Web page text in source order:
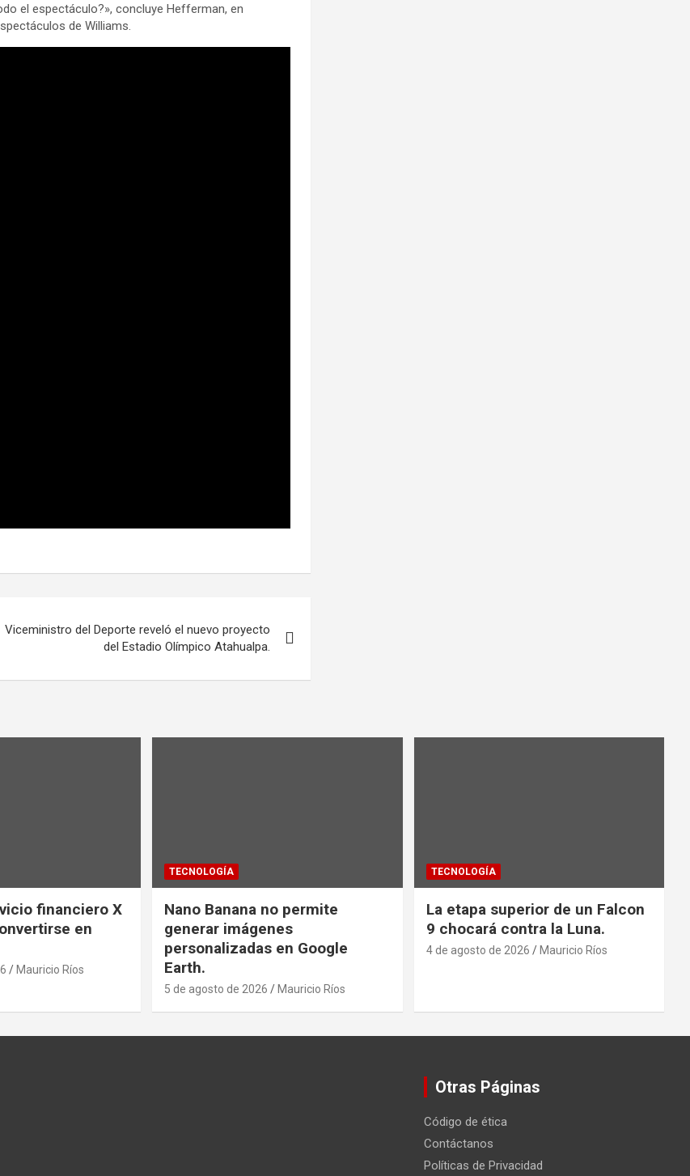
el espectáculo?», concluye Hefferman, en
de Williams.
Viceministro del Deporte reveló el nuevo proyecto
del Estadio Olímpico Atahualpa.
financiero X
en
Mauricio Ríos
TECNOLOGÍA
Nano Banana no permite
generar imágenes
personalizadas en Google
Earth.
5 de agosto de 2026 Mauricio Ríos
TECNOLOGÍA
La etapa superior de un Falcon
9 chocará contra la Luna.
4 de agosto de 2026 Mauricio Ríos
Otras Páginas
Código de ética
Contáctanos
Políticas de Privacidad